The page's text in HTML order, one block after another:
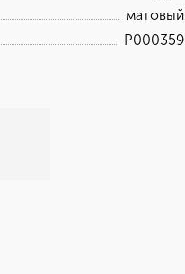
матовый
P000359